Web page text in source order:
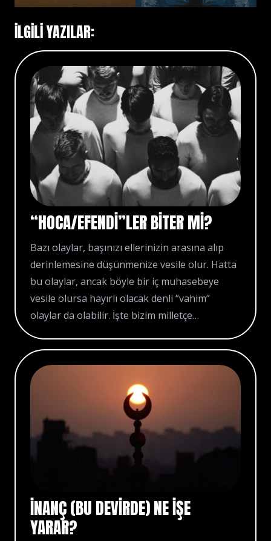
İLGİLİ YAZILAR:
“HOCA/EFENDI”LER BITER MI?
Bazı olaylar, başınızı ellerinizin arasına alıp
derinlemesine düşünmenize vesile olur. Hatta
bu olaylar, ancak böyle bir iç muhasebeye
vesile olursa hayırlı olacak denli “vahim”
olaylar da olabilir. İşte bizim milletçe…
İNANÇ (BU DEVIRDE) NE IŞE
YARAR?